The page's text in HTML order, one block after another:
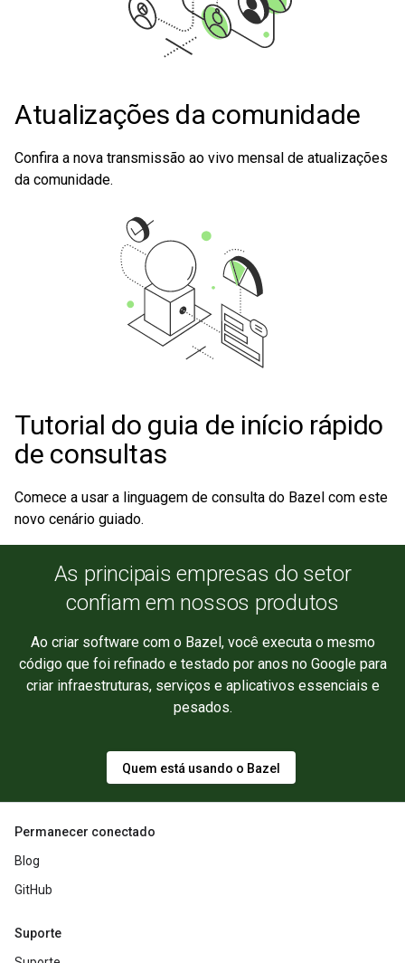
Atualizações da comunidade
Confira a nova transmissão ao vivo mensal de atualizações
da comunidade.
Tutorial do guia de início rápido
de consultas
Comece a usar a linguagem de consulta do Bazel com este
novo cenário guiado.
As principais empresas do setor
confiam em nossos produtos
Ao criar software com o Bazel, você executa o mesmo
código que foi refinado e testado por anos no Google para
criar infraestruturas, serviços e aplicativos essenciais e
pesados.
Quem está usando o Bazel
Permanecer conectado
Blog
GitHub
Suporte